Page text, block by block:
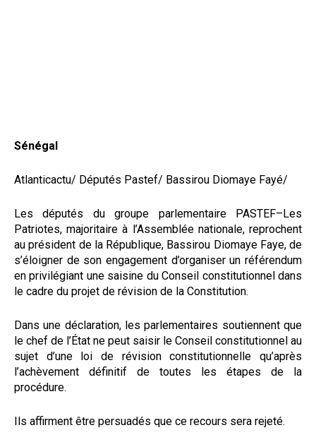
Sénégal
Atlanticactu/ Députés Pastef/ Bassirou Diomaye Fayé/
Les députés du groupe parlementaire PASTEF–Les
Patriotes, majoritaire à l’Assemblée nationale, reprochent
au président de la République, Bassirou Diomaye Faye, de
s’éloigner de son engagement d’organiser un référendum
en privilégiant une saisine du Conseil constitutionnel dans
le cadre du projet de révision de la Constitution.
Dans une déclaration, les parlementaires soutiennent que
le chef de l’État ne peut saisir le Conseil constitutionnel au
sujet d’une loi de révision constitutionnelle qu’après
l’achèvement définitif de toutes les étapes de la
procédure.
Ils affirment être persuadés que ce recours sera rejeté.